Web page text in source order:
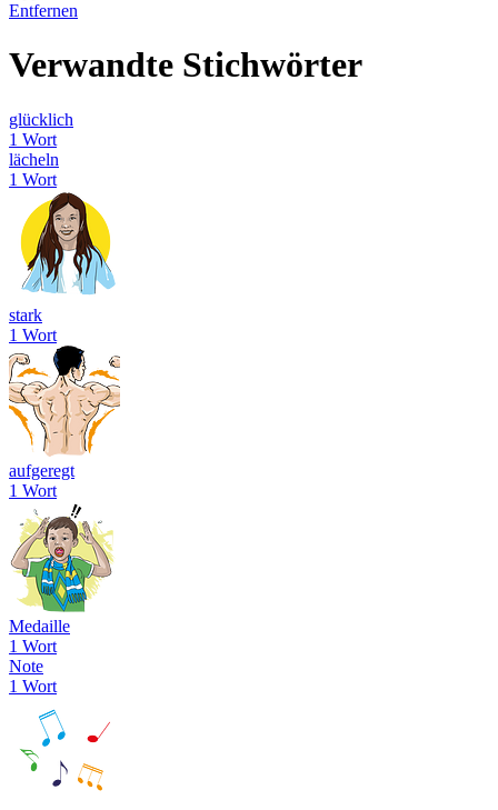
Entfernen
Verwandte Stichwörter
glücklich
1 Wort
lächeln
1 Wort
stark
1 Wort
aufgeregt
1 Wort
Medaille
1 Wort
Note
1 Wort